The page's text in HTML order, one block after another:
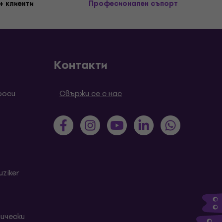
клиенти Професионален съпорт
Контакти
Свържи се с нас